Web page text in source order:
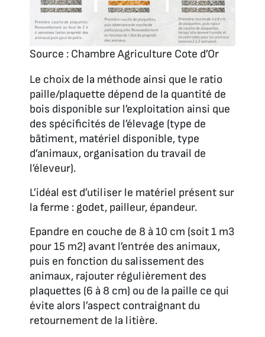
Source : Chambre Agriculture Cote d’Or
Le choix de la méthode ainsi que le ratio
paille/plaquette dépend de la quantité de
bois disponible sur l’exploitation ainsi que
des spécificités de l’élevage (type de
bâtiment, matériel disponible, type
d’animaux, organisation du travail de
l’éleveur).
L’idéal est d’utiliser le matériel présent sur
la ferme : godet, pailleur, épandeur.
Epandre en couche de 8 à 10 cm (soit 1 m3
pour 15 m2) avant l’entrée des animaux,
puis en fonction du salissement des
animaux, rajouter régulièrement des
plaquettes (6 à 8 cm) ou de la paille ce qui
évite alors l’aspect contraignant du
retournement de la litière.